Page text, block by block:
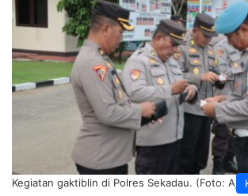
Kegiatan gaktiblin di Polres Sekadau. (Foto: Aji)